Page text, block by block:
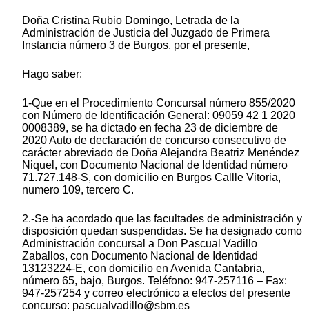
Doña Cristina Rubio Domingo, Letrada de la
Administración de Justicia del Juzgado de Primera
Instancia número 3 de Burgos, por el presente,
Hago saber:
1-Que en el Procedimiento Concursal número 855/2020
con Número de Identificación General: 09059 42 1 2020
0008389, se ha dictado en fecha 23 de diciembre de
2020 Auto de declaración de concurso consecutivo de
carácter abreviado de Doña Alejandra Beatriz Menéndez
Niquel, con Documento Nacional de Identidad número
71.727.148-S, con domicilio en Burgos Callle Vitoria,
numero 109, tercero C.
2.-Se ha acordado que las facultades de administración y
disposición quedan suspendidas. Se ha designado como
Administración concursal a Don Pascual Vadillo
Zaballos, con Documento Nacional de Identidad
13123224-E, con domicilio en Avenida Cantabria,
número 65, bajo, Burgos. Teléfono: 947-257116 – Fax:
947-257254 y correo electrónico a efectos del presente
concurso: pascualvadillo@sbm.es